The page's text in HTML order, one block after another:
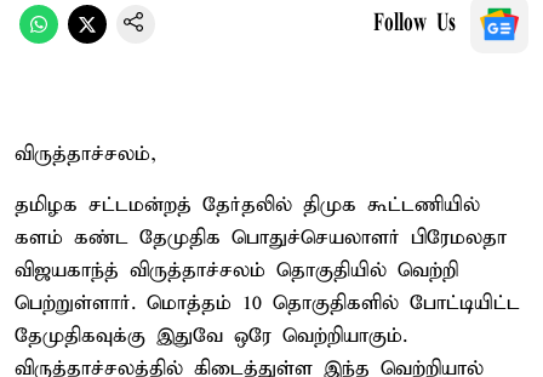
Follow Us
விருத்தாச்சலம்,
தமிழக சட்டமன்றத் தேர்தலில் திமுக கூட்டணியில்
களம் கண்ட தேமுதிக பொதுச்செயலாளர் பிரேமலதா
விஜயகாந்த் விருத்தாச்சலம் தொகுதியில் வெற்றி
பெற்றுள்ளார். மொத்தம் 10 தொகுதிகளில் போட்டியிட்ட
தேமுதிகவுக்கு இதுவே ஒரே வெற்றியாகும்.
விருத்தாச்சலத்தில் கிடைத்துள்ள இந்த வெற்றியால்